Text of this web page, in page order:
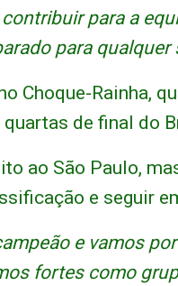
para a
para
Choque-Rainha,
de final do
ao São Paulo,
e seguir
e vamos
fortes como